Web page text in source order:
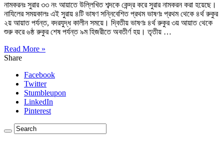
নামকরনঃ সুরার ৩৩ নং আয়াতে উল্লিখিত শব্দকে কেন্দ্র করে সুরার নামকরন করা হয়েছে।
নাযিলের সময়কালঃ এই সুরায় ৪টি ভাষণ সন্নিবেশিত প্রথম ভাষণঃ প্রথম থেকে ৪র্থ রুকুর
২য় আয়াত পর্যন্ত, বদরযুদ্ধ কালীন সময়ে। দ্বিতীয় ভাষণঃ ৪র্থ রুকুর ৩য় আয়াত থেকে
শুরু করে ৬ষ্ঠ রুকুর শেষ পর্যন্ত ৯ম হিজরীতে অবতীর্ণ হয়। তৃতীয় …
Read More »
Share
Facebook
Twitter
Stumbleupon
LinkedIn
Pinterest